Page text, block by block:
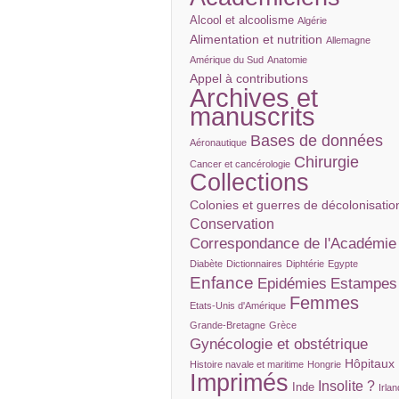
Alcool et alcoolisme Algérie
Alimentation et nutrition Allemagne
Amérique du Sud Anatomie
Appel à contributions
Archives et
manuscrits
Aéronautique Bases de données
Cancer et cancérologie Chirurgie
Collections
Colonies et guerres de
Conservation
Correspondance de l'Académie
Diabète Dictionnaires Diphtérie Egypte
Enfance Epidémies Estampes
Etats-Unis d'Amérique Femmes
Grande-Bretagne Grèce
Gynécologie et obstétrique
Histoire navale et maritime Hongrie Hôpitaux
Imprimés Inde Insolite ?